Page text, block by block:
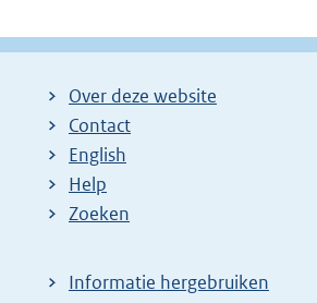
Over deze website
Contact
English
Help
Zoeken
Informatie hergebruiken